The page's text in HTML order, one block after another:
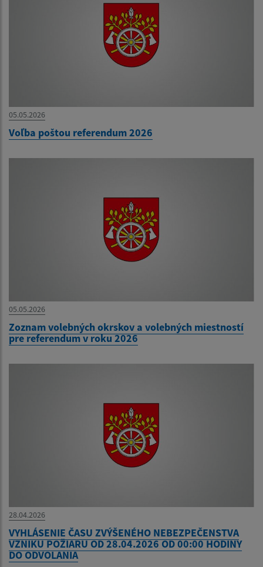
05.05.2026
Voľba poštou referendum 2026
05.05.2026
Zoznam volebných okrskov a volebných miestností
pre referendum v roku 2026
28.04.2026
VYHLÁSENIE ČASU ZVÝŠENÉHO NEBEZPEČENSTVA
VZNIKU POŽIARU OD 28.04.2026 OD 00:00 HODINY
DO ODVOLANIA